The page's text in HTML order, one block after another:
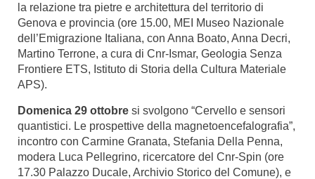
la relazione tra pietre e architettura del territorio di
Genova e provincia (ore 15.00, MEI Museo Nazionale
dell’Emigrazione Italiana, con Anna Boato, Anna Decri,
Martino Terrone, a cura di Cnr-Ismar, Geologia Senza
Frontiere ETS, Istituto di Storia della Cultura Materiale
APS).
Domenica 29 ottobre si svolgono “Cervello e sensori
quantistici. Le prospettive della magnetoencefalografia”,
incontro con Carmine Granata, Stefania Della Penna,
modera Luca Pellegrino, ricercatore del Cnr-Spin (ore
17.30 Palazzo Ducale, Archivio Storico del Comune), e